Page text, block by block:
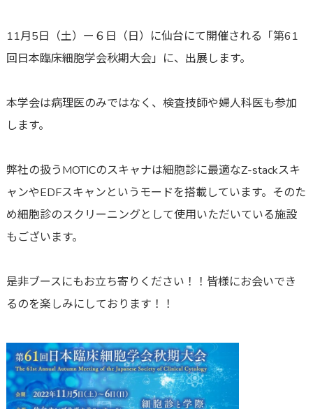
11月5日（土）ー６日（日）に仙台にて開催される「第61
回日本臨床細胞学会秋期大会」に、出展します。
本学会は病理医のみではなく、検査技師や婦人科医も参加
します。
弊社の扱うMOTICのスキャナは細胞診に最適なZ-stackスキ
ャンやEDFスキャンというモードを搭載しています。そのた
め細胞診のスクリーニングとして使用いただいている施設
もございます。
是非ブースにもお立ち寄りください！！皆様にお会いでき
るのを楽しみにしております！！